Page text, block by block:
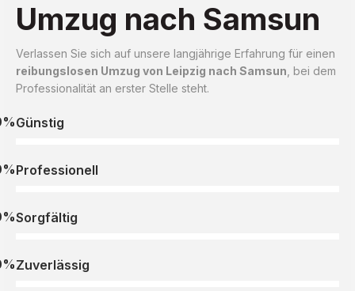
Umzug nach Samsun
Verlassen Sie sich auf unsere langjährige Erfahrung für einen
reibungslosen Umzug von Leipzig nach Samsun , bei dem
Professionalität an erster Stelle steht.
Günstig
Professionell
Sorgfältig
Zuverlässig